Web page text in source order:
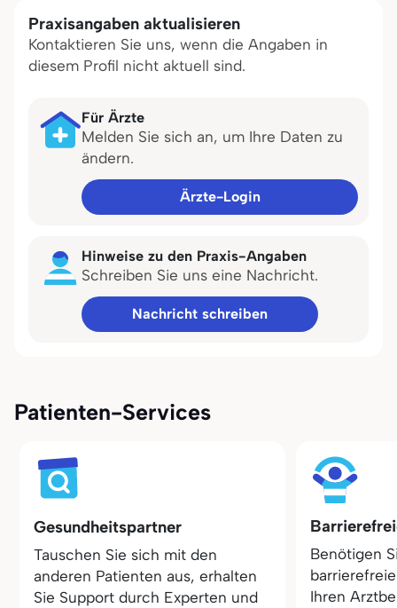
Praxisangaben aktualisieren
Kontaktieren Sie uns, wenn die Angaben in
diesem Profil nicht aktuell sind.
Für Ärzte
Melden Sie sich an, um Ihre Daten zu
ändern.
Ärzte-Login
Hinweise zu den Praxis-Angaben
Schreiben Sie uns eine Nachricht.
Nachricht schreiben
Patienten-Services
Gesundheitspartner
Tauschen Sie sich mit den
anderen Patienten aus, erhalten
Sie Support durch Experten und
Benötigen
Ihren